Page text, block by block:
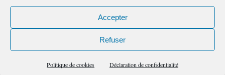
Accepter
Refuser
Politique de cookies Déclaration de confidentialité
Politique de cookies (UE)
(RSS)|Commentaires (RSS)